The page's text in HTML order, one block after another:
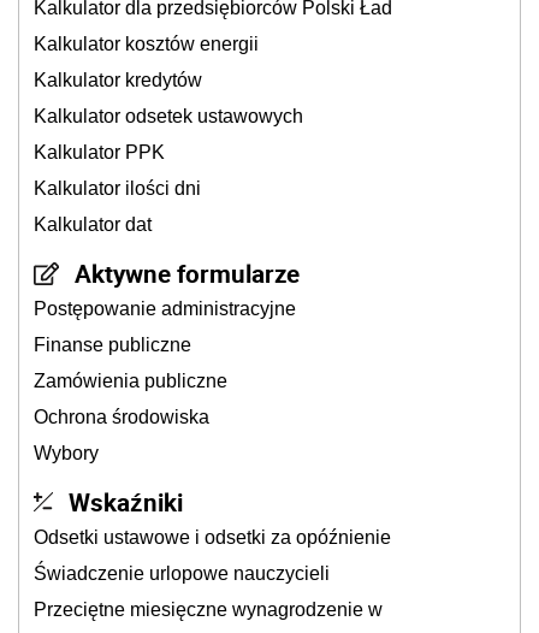
Kalkulator dla przedsiębiorców Polski Ład
Kalkulator kosztów energii
Kalkulator kredytów
Kalkulator odsetek ustawowych
Kalkulator PPK
Kalkulator ilości dni
Kalkulator dat
Aktywne formularze
Postępowanie administracyjne
Finanse publiczne
Zamówienia publiczne
Ochrona środowiska
Wybory
Wskaźniki
Odsetki ustawowe i odsetki za opóźnienie
Świadczenie urlopowe nauczycieli
Przeciętne miesięczne wynagrodzenie w